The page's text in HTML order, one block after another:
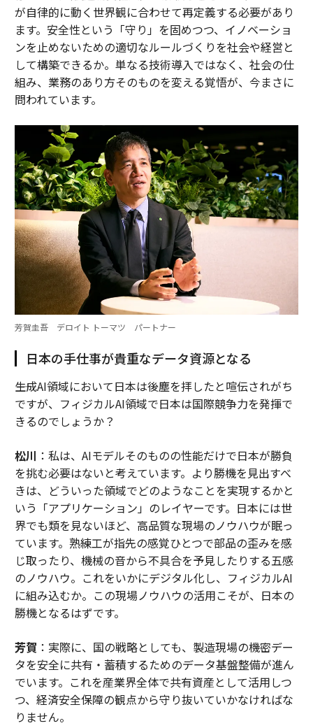
が自律的に動く世界観に合わせて再定義する必要があり
ます。安全性という「守り」を固めつつ、イノベーショ
ンを止めないための適切なルールづくりを社会や経営と
して構築できるか。単なる技術導入ではなく、社会の仕
組み、業務のあり方そのものを変える覚悟が、今まさに
問われています。
芳賀圭吾 デロイト トーマツ パートナー
日本の手仕事が貴重なデータ資源となる
――生成AI領域において日本は後塵を拝したと喧伝されがち
ですが、フィジカルAI領域で日本は国際競争力を発揮で
きるのでしょうか？
松川 ：私は、AIモデルそのものの性能だけで日本が勝負
を挑む必要はないと考えています。より勝機を見出すべ
きは、どういった領域でどのようなことを実現するかと
いう「アプリケーション」のレイヤーです。日本には世
界でも類を見ないほど、高品質な現場のノウハウが眠っ
ています。熟練工が指先の感覚ひとつで部品の歪みを感
じ取ったり、機械の音から不具合を予見したりする五感
のノウハウ。これをいかにデジタル化し、フィジカルAI
に組み込むか。この現場ノウハウの活用こそが、日本の
勝機となるはずです。
芳賀 ：実際に、国の戦略としても、製造現場の機密デー
タを安全に共有・蓄積するためのデータ基盤整備が進ん
でいます。これを産業界全体で共有資産として活用しつ
つ、経済安全保障の観点から守り抜いていかなければな
りません。